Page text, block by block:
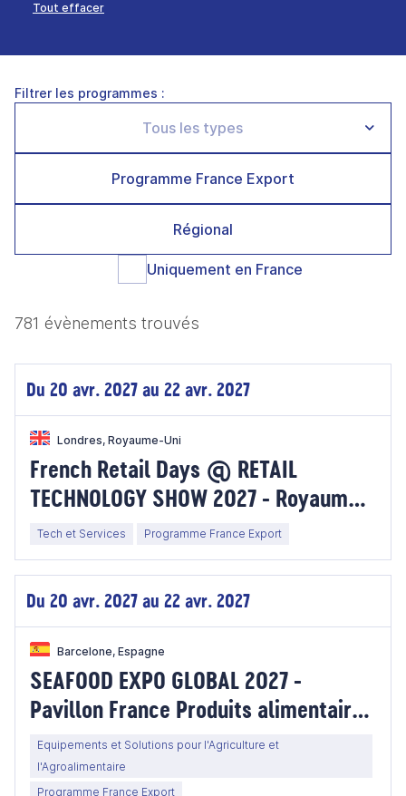
Tout effacer
Filtrer les programmes :
Programme France Export
Régional
Uniquement en France
781 évènements trouvés
Du 20 avr. 2027 au 22 avr. 2027
Londres, Royaume-Uni
French Retail Days @ RETAIL
TECHNOLOGY SHOW 2027 - Royaume-
Uni
Tech et Services Programme France Export
Du 20 avr. 2027 au 22 avr. 2027
Barcelone, Espagne
SEAFOOD EXPO GLOBAL 2027 -
Pavillon France Produits alimentaires
- Espagne
Equipements et Solutions pour l'Agriculture et
l'Agroalimentaire
Programme France Export